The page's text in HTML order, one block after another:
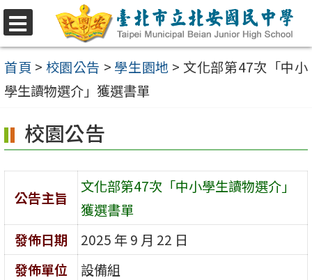
選
單
跳
至
主
要
容
區
首頁 > 校園公告 > 學生園地 > 文化部第47次「中小
學生讀物選介」獲選書單
校園公告
公告主旨
文化部第47次「中小學生讀物選介」
獲選書單
發佈日期
2025 年 9 月 22 日
發佈單位
設備組